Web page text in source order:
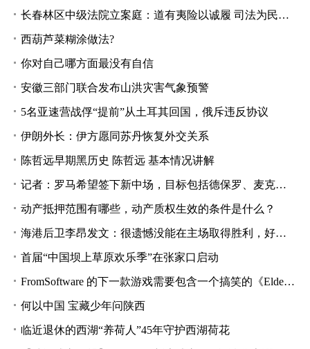
长春林区中级法院立案庭：道有夷险以诚履 司法为民惟担当
西葫芦菜糊涂做法?
你对自己哪方面最没有自信
安徽三部门联合发布山洪灾害气象预警
5名亚速营战俘“提前”从土耳其回国，俄斥违反协议
伊朗外长：伊方愿同苏丹恢复外交关系
陈哲远早期黑历史 陈哲远 基本情况讲解
记者：罗马希望签下新中场，目标包括德保罗、麦克托米奈和桑谢斯
动产抵押范围有哪些，动产质权生效的条件是什么？
海港后卫李昂发文：很遗憾没能在主场取得胜利，好好总结继续提高
首届“中国坝上草原欢乐季”在张家口启动
FromSoftware 的下一款游戏需要包含一个搞笑的《Elden Ring》功能
何以中国 宝藏少年问陕西
临近退休的西湖“养荷人”45年守护西湖荷花